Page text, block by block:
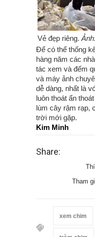
Vẻ đẹp riêng.
Để có thể thống
hàng năm các
tác xem và đếm
và máy ảnh
dễ dàng, nhất là
luôn thoát ẩn
lùm cây rậm rạp,
trời mới gặp.
Kim Minh
Share:
Tham
xem chim